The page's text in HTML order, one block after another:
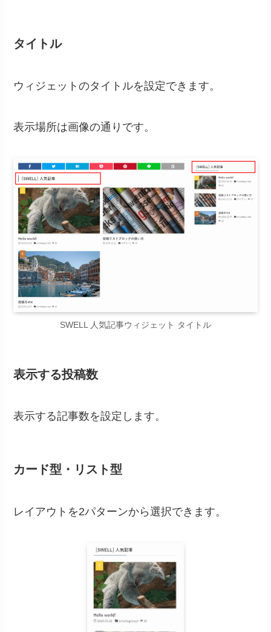
タイトル
ウィジェットのタイトルを設定できます。
表示場所は画像の通りです。
SWELL 人気記事ウィジェット タイトル
表示する投稿数
表示する記事数を設定します。
カード型・リスト型
レイアウトを2パターンから選択できます。